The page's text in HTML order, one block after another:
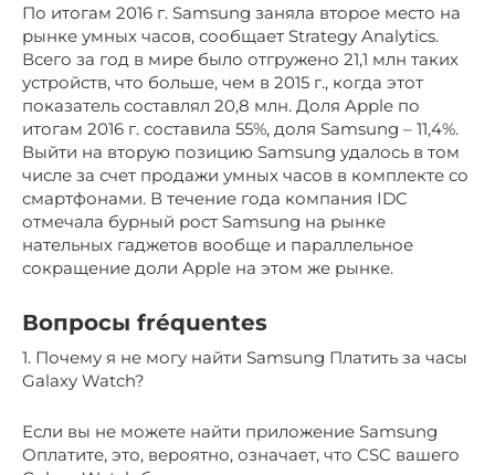
По итогам 2016 г. Samsung заняла второе место на
рынке умных часов, сообщает Strategy Analytics.
Всего за год в мире было отгружено 21,1 млн таких
устройств, что больше, чем в 2015 г., когда этот
показатель составлял 20,8 млн. Доля Apple по
итогам 2016 г. составила 55%, доля Samsung – 11,4%.
Выйти на вторую позицию Samsung удалось в том
числе за счет продажи умных часов в комплекте со
смартфонами. В течение года компания IDC
отмечала бурный рост Samsung на рынке
нательных гаджетов вообще и параллельное
сокращение доли Apple на этом же рынке.
Вопросы fréquentes
1. Почему я не могу найти Samsung Платить за часы
Galaxy Watch?
Если вы не можете найти приложение Samsung
Оплатите, это, вероятно, означает, что CSC вашего